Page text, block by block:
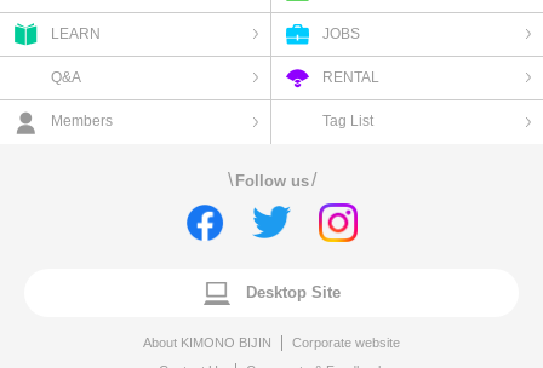
LEARN JOBS
Q&A RENTAL
Members Tag List
\ Follow us/
Desktop Site
About KIMONO BIJIN
Corporate website